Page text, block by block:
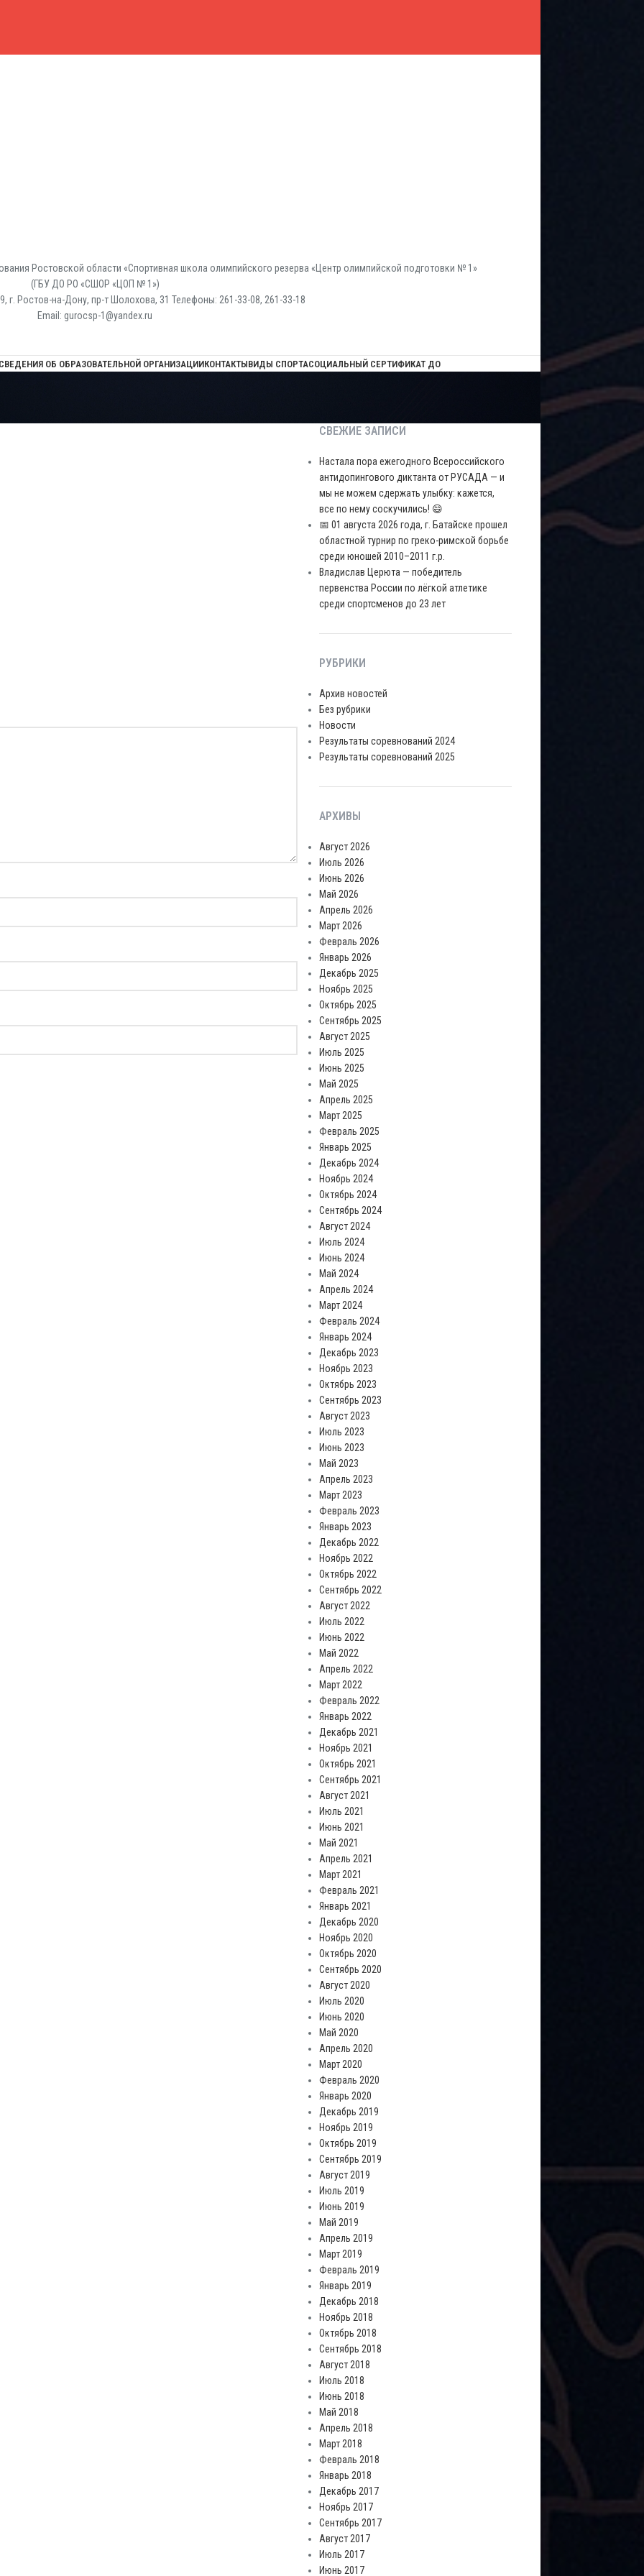
Ростовской области «Спортивная школа олимпийского резерва «Центр олимпийской подготовки № 1»
(ГБУ ДО РО «СШОР «ЦОП № 1»)
г. Ростов-на-Дону, пр-т Шолохова, 31 Телефоны: 261-33-08, 261-33-18
Email: gurocsp-1@yandex.ru
ОБ ОБРАЗОВАТЕЛЬНОЙ ОРГАНИЗАЦИИКОНТАКТЫВИДЫ СПОРТАСОЦИАЛЬНЫЙ СЕРТИФИКАТ ДО
СВЕЖИЕ ЗАПИСИ
Настала пора ежегодного Всероссийского
антидопингового диктанта от РУСАДА — и
мы не можем сдержать улыбку: кажется,
все по нему соскучились! 😄
📅 01 августа 2026 года, г. Батайске прошел
областной турнир по греко-римской борьбе
среди юношей 2010–2011 г.р.
Владислав Церюта — победитель
первенства России по лёгкой атлетике
среди спортсменов до 23 лет
РУБРИКИ
Архив новостей
Без рубрики
Новости
Результаты соревнований 2024
Результаты соревнований 2025
АРХИВЫ
Август 2026
Июль 2026
Июнь 2026
Май 2026
Апрель 2026
Март 2026
Февраль 2026
Январь 2026
Декабрь 2025
Ноябрь 2025
Октябрь 2025
Сентябрь 2025
Август 2025
Июль 2025
Июнь 2025
Май 2025
Апрель 2025
Март 2025
Февраль 2025
Январь 2025
Декабрь 2024
Ноябрь 2024
Октябрь 2024
Сентябрь 2024
Август 2024
Июль 2024
Июнь 2024
Май 2024
Апрель 2024
Март 2024
Февраль 2024
Январь 2024
Декабрь 2023
Ноябрь 2023
Октябрь 2023
Сентябрь 2023
Август 2023
Июль 2023
Июнь 2023
Май 2023
Апрель 2023
Март 2023
Февраль 2023
Январь 2023
Декабрь 2022
Ноябрь 2022
Октябрь 2022
Сентябрь 2022
Август 2022
Июль 2022
Июнь 2022
Май 2022
Апрель 2022
Март 2022
Февраль 2022
Январь 2022
Декабрь 2021
Ноябрь 2021
Октябрь 2021
Сентябрь 2021
Август 2021
Июль 2021
Июнь 2021
Май 2021
Апрель 2021
Март 2021
Февраль 2021
Январь 2021
Декабрь 2020
Ноябрь 2020
Октябрь 2020
Сентябрь 2020
Август 2020
Июль 2020
Июнь 2020
Май 2020
Апрель 2020
Март 2020
Февраль 2020
Январь 2020
Декабрь 2019
Ноябрь 2019
Октябрь 2019
Сентябрь 2019
Август 2019
Июль 2019
Июнь 2019
Май 2019
Апрель 2019
Март 2019
Февраль 2019
Январь 2019
Декабрь 2018
Ноябрь 2018
Октябрь 2018
Сентябрь 2018
Август 2018
Июль 2018
Июнь 2018
Май 2018
Апрель 2018
Март 2018
Февраль 2018
Январь 2018
Декабрь 2017
Ноябрь 2017
Сентябрь 2017
Август 2017
Июль 2017
Июнь 2017